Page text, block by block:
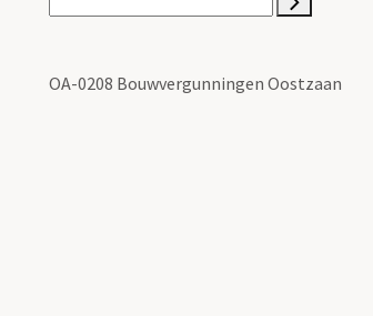
OA-0208 Bouwvergunningen Oostzaan